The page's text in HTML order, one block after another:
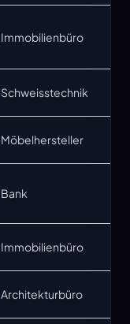
Immobilienbüro
Schweisstechnik
Möbelhersteller
Bank
Immobilienbüro
Architekturbüro